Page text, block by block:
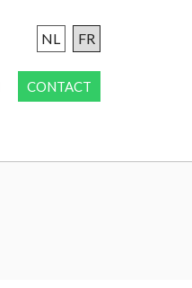
CONTACT
NL FR